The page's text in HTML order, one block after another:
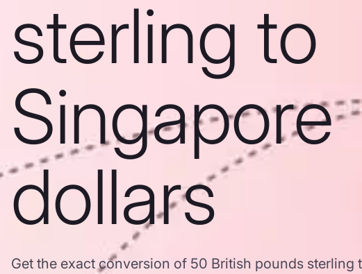
sterling to
Singapore
dollars
Get the exact conversion of 50 British pounds sterling